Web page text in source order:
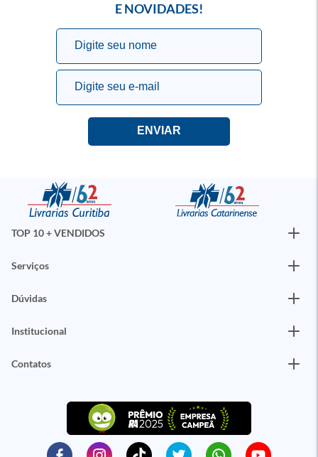
E NOVIDADES!
TOP 10 + VENDIDOS
Serviços
Dúvidas
Institucional
Contatos